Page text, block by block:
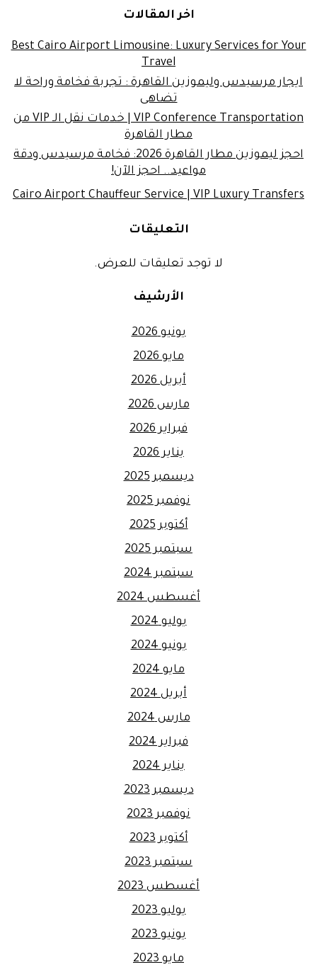
اخر المقالات
Best Cairo Airport Limousine: Luxury Services for Your
Travel
ايجار مرسيدس وليموزين القاهرة : تجربة فخامة وراحة لا
تضاهى
VIP Conference Transportation | خدمات نقل الـ VIP من
مطار القاهرة
احجز ليموزين مطار القاهرة 2026: فخامة مرسيدس ودقة
مواعيد.. احجز الآن!
Cairo Airport Chauffeur Service | VIP Luxury Transfers
التعليقات
لا توجد تعليقات للعرض.
الأرشيف
يونيو 2026
مايو 2026
أبريل 2026
مارس 2026
فبراير 2026
يناير 2026
ديسمبر 2025
نوفمبر 2025
أكتوبر 2025
سبتمبر 2025
سبتمبر 2024
أغسطس 2024
يوليو 2024
يونيو 2024
مايو 2024
أبريل 2024
مارس 2024
فبراير 2024
يناير 2024
ديسمبر 2023
نوفمبر 2023
أكتوبر 2023
سبتمبر 2023
أغسطس 2023
يوليو 2023
يونيو 2023
مايو 2023